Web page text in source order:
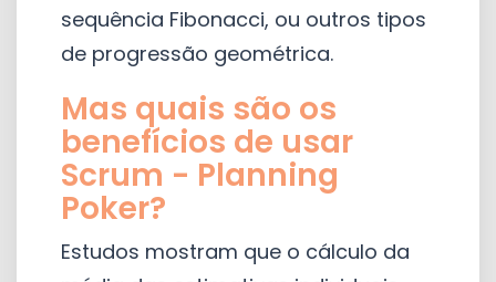
sequência Fibonacci, ou outros tipos
de progressão geométrica.
Mas quais são os
benefícios de usar
Scrum - Planning
Poker?
Estudos mostram que o cálculo da